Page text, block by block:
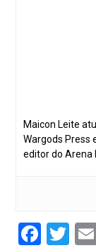
Maicon Leite
Wargods Press
editor do Arena